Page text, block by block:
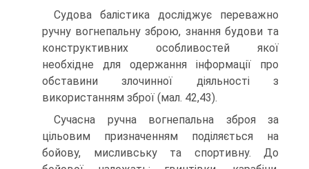
Судова балістика досліджує переважно
ручну вогнепальну зброю, знання будови та
конструктивних особливостей якої
необхідне для одержання інформації про
обставини злочинної діяльності з
використанням зброї (мал. 42,43).
Сучасна ручна вогнепальна зброя за
цільовим призначенням поділяється на
бойову, мисливську та спортивну. До